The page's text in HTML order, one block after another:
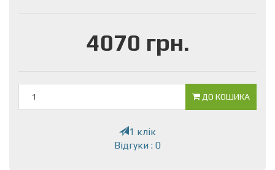
4070 грн.
ДО КОШИКА
1 клік
Відгуки : 0